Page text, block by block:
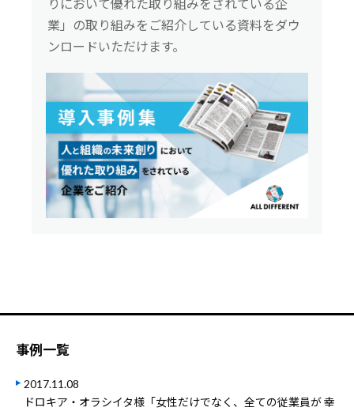
りにおいて優れた取り組みをされている企
業」の取り組みをご紹介している資料をダウ
ンロードいただけます。
事例一覧
2017.11.08
ドロキア・オラシイタ様「女性だけでなく、全ての従業員が 幸